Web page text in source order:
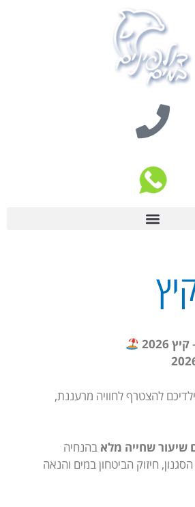
2026
להצטרף לחוויה מרעננת,
שיעור שחייה מלא בהנחיה
חיזוק הביטחון במים והנאה